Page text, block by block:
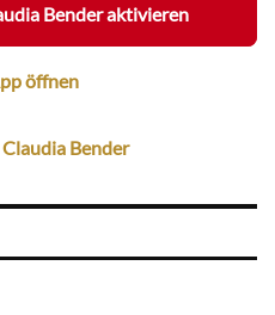
Bender aktivieren
öffnen
Bender